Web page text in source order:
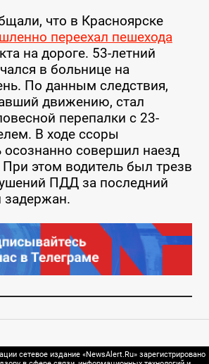
что в Красноярске
переехал пешехода
на дороге. 53-летний
в больнице на
По данным следствия,
движению, стал
перепалки с 23-
В ходе ссоры
осознанно совершил наезд
этом водитель был трезв
ПДД за последний
задержан.
сетевое издание «NewsAlert.Ru» зарегистрировано